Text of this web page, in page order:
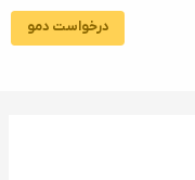
درخواست دمو